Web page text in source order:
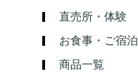
直売所・体験
お食事・ご宿泊
商品一覧